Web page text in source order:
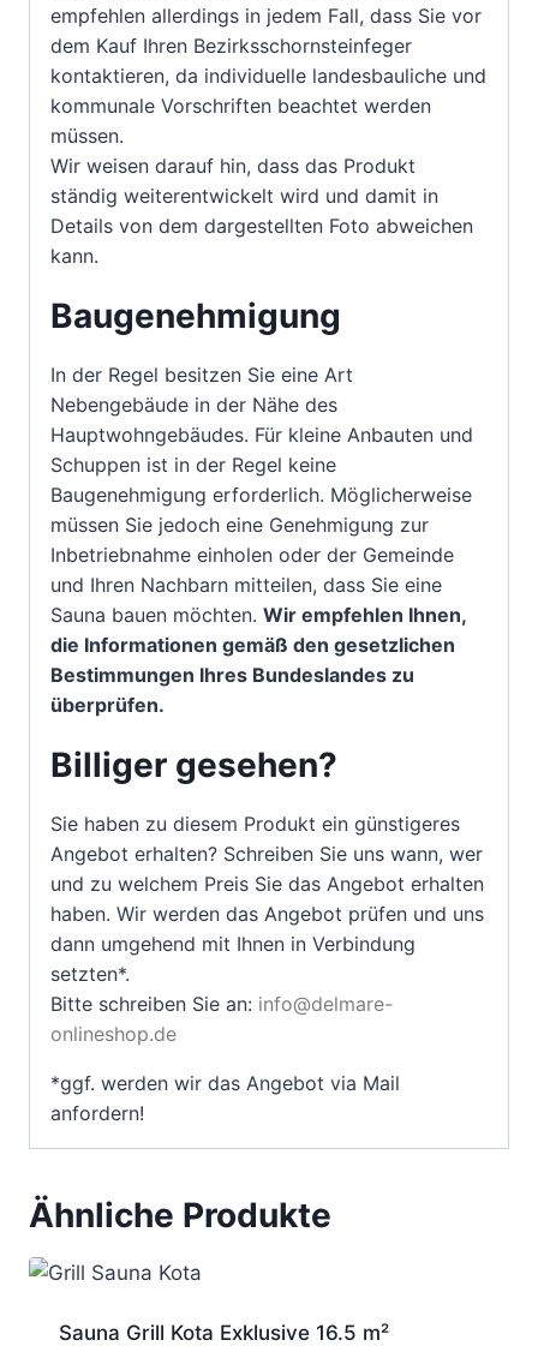
empfehlen allerdings in jedem Fall, dass Sie vor
dem Kauf Ihren Bezirksschornsteinfeger
kontaktieren, da individuelle landesbauliche und
kommunale Vorschriften beachtet werden
müssen.
Wir weisen darauf hin, dass das Produkt
ständig weiterentwickelt wird und damit in
Details von dem dargestellten Foto abweichen
kann.
Baugenehmigung
In der Regel besitzen Sie eine Art
Nebengebäude in der Nähe des
Hauptwohngebäudes. Für kleine Anbauten und
Schuppen ist in der Regel keine
Baugenehmigung erforderlich. Möglicherweise
müssen Sie jedoch eine Genehmigung zur
Inbetriebnahme einholen oder der Gemeinde
und Ihren Nachbarn mitteilen, dass Sie eine
Sauna bauen möchten. Wir empfehlen Ihnen,
die Informationen gemäß den gesetzlichen
Bestimmungen Ihres Bundeslandes zu
überprüfen.
Billiger gesehen?
Sie haben zu diesem Produkt ein günstigeres
Angebot erhalten? Schreiben Sie uns wann, wer
und zu welchem Preis Sie das Angebot erhalten
haben. Wir werden das Angebot prüfen und uns
dann umgehend mit Ihnen in Verbindung
setzten*.
Bitte schreiben Sie an: info@delmare-
onlineshop.de
*ggf. werden wir das Angebot via Mail
anfordern!
Ähnliche Produkte
Sauna Grill Kota Exklusive 16.5 m²